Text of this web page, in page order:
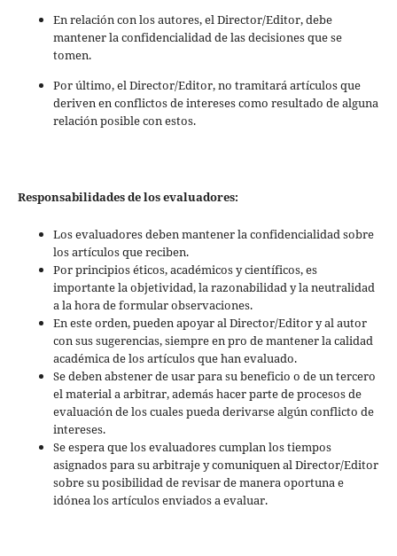
En relación con los autores, el Director/Editor, debe
mantener la confidencialidad de las decisiones que se
tomen.
Por último, el Director/Editor, no tramitará artículos que
deriven en conflictos de intereses como resultado de alguna
relación posible con estos.
Responsabilidades de los evaluadores:
Los evaluadores deben mantener la confidencialidad sobre
los artículos que reciben.
Por principios éticos, académicos y científicos, es
importante la objetividad, la razonabilidad y la neutralidad
a la hora de formular observaciones.
En este orden, pueden apoyar al Director/Editor y al autor
con sus sugerencias, siempre en pro de mantener la calidad
académica de los artículos que han evaluado.
Se deben abstener de usar para su beneficio o de un tercero
el material a arbitrar, además hacer parte de procesos de
evaluación de los cuales pueda derivarse algún conflicto de
intereses.
Se espera que los evaluadores cumplan los tiempos
asignados para su arbitraje y comuniquen al Director/Editor
sobre su posibilidad de revisar de manera oportuna e
idónea los artículos enviados a evaluar.